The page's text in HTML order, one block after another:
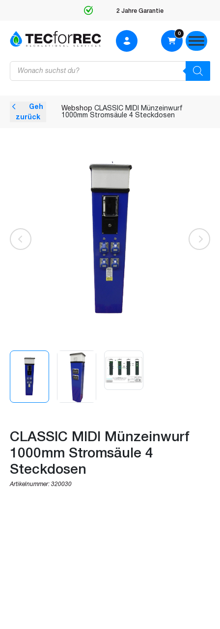
2 Jahre Garantie
Products
search
0
zurück
Webshop CLASSIC MIDI Münzeinwurf
1000mm Stromsäule 4 Steckdosen
CLASSIC MIDI Münzeinwurf
1000mm Stromsäule 4
Steckdosen
Artikelnummer:320030